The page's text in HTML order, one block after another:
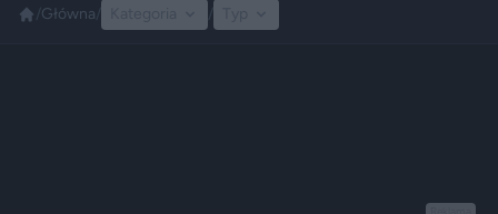
Główna